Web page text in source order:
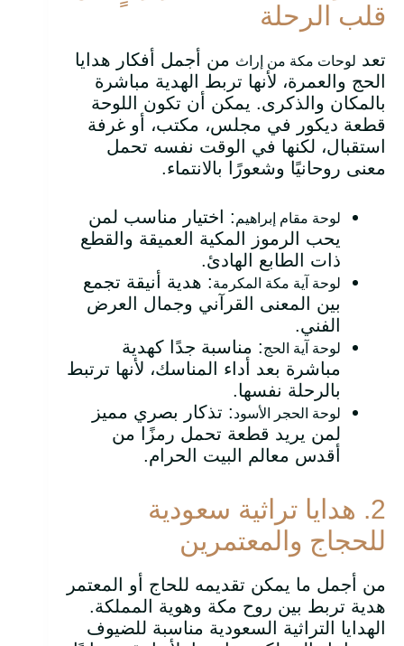
قلب الرحلة
تعد لوحات مكة من إراث من أجمل أفكار هدايا
الحج والعمرة، لأنها تربط الهدية مباشرة
بالمكان والذكرى. يمكن أن تكون اللوحة
قطعة ديكور في مجلس، مكتب، أو غرفة
استقبال، لكنها في الوقت نفسه تحمل
معنى روحانيًا وشعورًا بالانتماء.
لوحة مقام إبراهيم : اختيار مناسب لمن
يحب الرموز المكية العميقة والقطع
ذات الطابع الهادئ.
لوحة آية مكة المكرمة: هدية أنيقة تجمع
بين المعنى القرآني وجمال العرض
الفني.
لوحة آية الحج: مناسبة جدًا كهدية
مباشرة بعد أداء المناسك، لأنها ترتبط
بالرحلة نفسها.
لوحة الحجر الأسود: تذكار بصري مميز
لمن يريد قطعة تحمل رمزًا من
أقدس معالم البيت الحرام.
2. هدايا تراثية سعودية
للحجاج والمعتمرين
من أجمل ما يمكن تقديمه للحاج أو المعتمر
هدية تربط بين روح مكة وهوية المملكة.
الهدايا التراثية السعودية مناسبة للضيوف